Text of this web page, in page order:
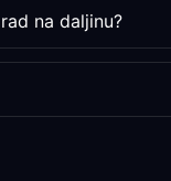
na daljinu?